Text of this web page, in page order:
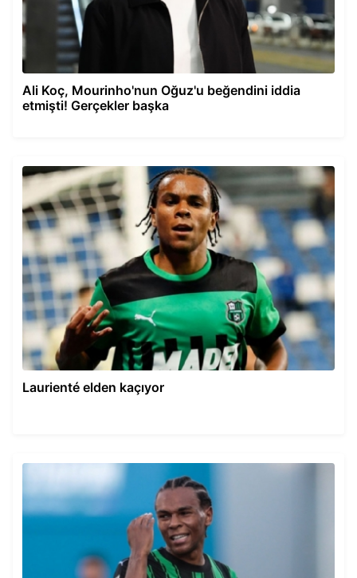
Ali Koç, Mourinho'nun Oğuz'u beğendini iddia
etmişti! Gerçekler başka
Laurienté elden kaçıyor